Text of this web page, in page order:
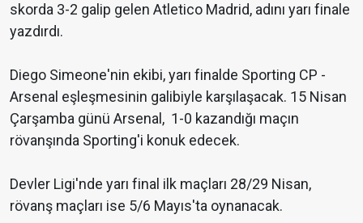
skorda 3-2 galip gelen Atletico Madrid, adını yarı finale
yazdırdı.
Diego Simeone'nin ekibi, yarı finalde Sporting CP -
Arsenal eşleşmesinin galibiyle karşılaşacak. 15 Nisan
Çarşamba günü Arsenal, 1-0 kazandığı maçın
rövanşında Sporting'i konuk edecek.
Devler Ligi'nde yarı final ilk maçları 28/29 Nisan,
rövanş maçları ise 5/6 Mayıs'ta oynanacak.